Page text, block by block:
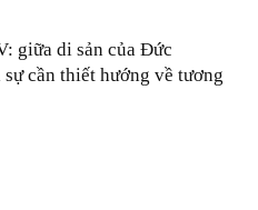
giữa di sản của Đức
cần thiết hướng về tương